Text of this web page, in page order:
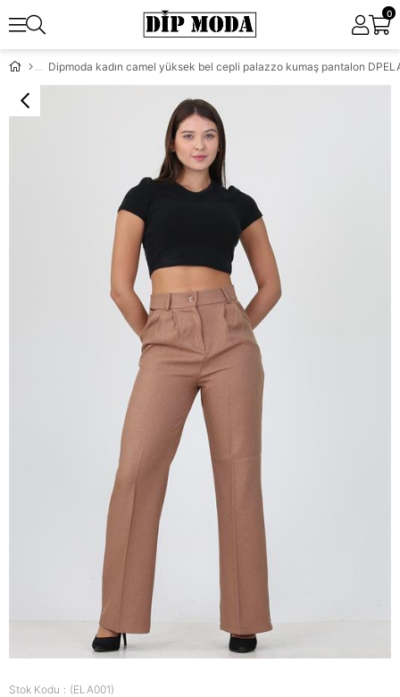
0
Dipmoda kadın camel yüksek bel cepli palazzo kumaş pantalon
Stok Kodu (ELA001)